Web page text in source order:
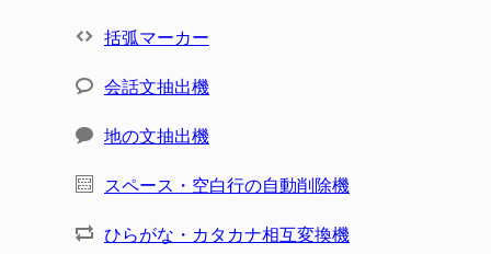
括弧マーカー
会話文抽出機
地の文抽出機
スペース・空白行の自動削除機
ひらがな・カタカナ相互変換機